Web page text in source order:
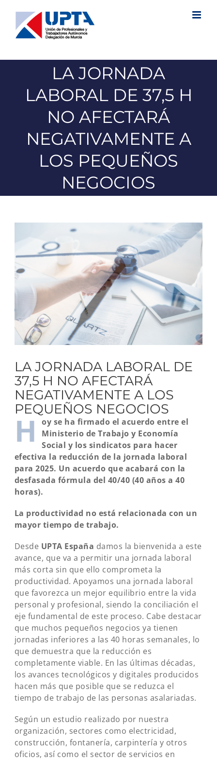
contenido
LA JORNADA
LABORAL DE 37,5 H
NO AFECTARÁ
NEGATIVAMENTE A
LOS PEQUEÑOS
NEGOCIOS
grande
LA JORNADA LABORAL DE
37,5 H NO AFECTARÁ
NEGATIVAMENTE A LOS
PEQUEÑOS NEGOCIOS
H
oy se ha firmado el acuerdo entre el
Ministerio de Trabajo y Economía
Social y los sindicatos para hacer
efectiva la reducción de la jornada laboral
para 2025. Un acuerdo que acabará con la
desfasada fórmula del 40/40 (40 años a 40
horas).
La productividad no está relacionada con un
mayor tiempo de trabajo.
Desde UPTA España damos la bienvenida a este
avance, que va a permitir una jornada laboral
más corta sin que ello comprometa la
productividad. Apoyamos una jornada laboral
que favorezca un mejor equilibrio entre la vida
personal y profesional, siendo la conciliación el
eje fundamental de este proceso. Cabe destacar
que muchos pequeños negocios ya tienen
jornadas inferiores a las 40 horas semanales, lo
que demuestra que la reducción es
completamente viable. En las últimas décadas,
los avances tecnológicos y digitales producidos
hacen más que posible que se reduzca el
tiempo de trabajo de las personas asalariadas.
Según un estudio realizado por nuestra
organización, sectores como electricidad,
construcción, fontanería, carpintería y otros
oficios, así como el sector de servicios en